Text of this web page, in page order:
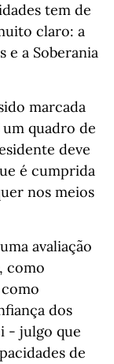
tem de
claro: a
e a Soberania
marcada
quadro de
deve
é cumprida
nos meios
avaliação
como
dos
- julgo que
de